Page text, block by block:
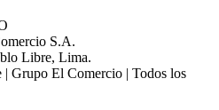
S.A.
Libre, Lima.
Grupo El Comercio | Todos los